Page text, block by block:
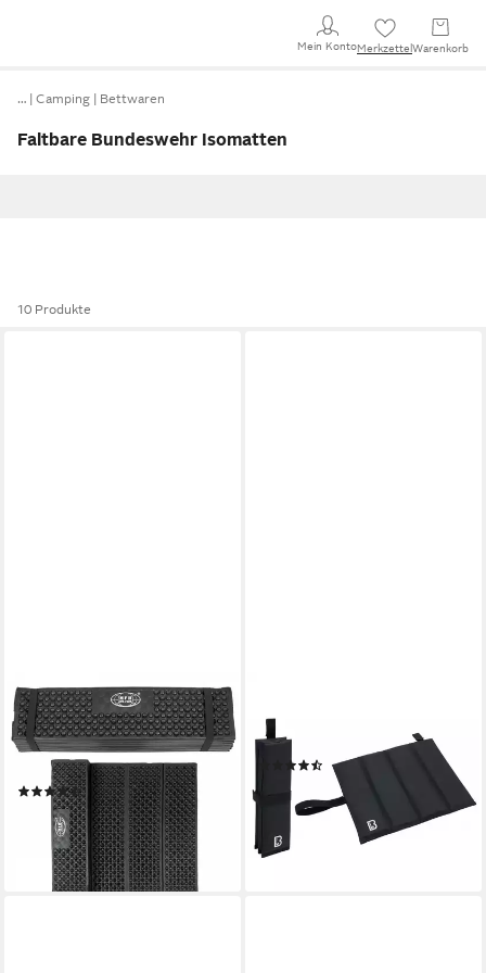
Mein KontoMerkzettel Warenkorb
… Camping Bettwaren
Faltbare Bundeswehr Isomatten
10 Produkte
FOXOUTDOOR
Thermomatte Thermomatte,
faltbar, schwarz, (Packung),
isolierende Noppenstruktur
(3)
ab 27,95 €
lieferbar - in 3-4 Werktagen bei dir
Thermositzkissen Sit Mat
Folded black Gr. OS, Packung
(5)
17,95 €
lieferbar - in 3-4 Werktagen bei dir
+2